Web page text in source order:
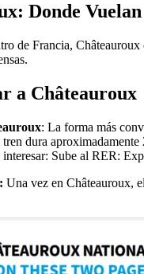
Donde
de Francia,
a Châteauroux
: La forma más
dura
interesar: Sube al RER:
Una vez en Châteauroux,